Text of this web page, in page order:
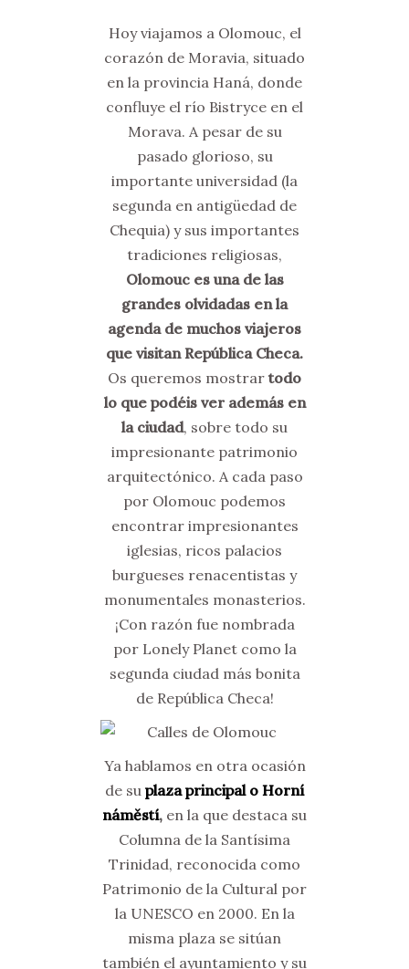
Hoy viajamos a Olomouc, el
corazón de Moravia, situado
en la provincia Haná, donde
confluye el río Bistryce en el
Morava. A pesar de su
pasado glorioso, su
importante universidad (la
segunda en antigüedad de
Chequia) y sus importantes
tradiciones religiosas,
Olomouc es una de las
grandes olvidadas en la
agenda de muchos viajeros
que visitan República Checa.
Os queremos mostrar todo
lo que podéis ver además en
la ciudad, sobre todo su
impresionante patrimonio
arquitectónico. A cada paso
por Olomouc podemos
encontrar impresionantes
iglesias, ricos palacios
burgueses renacentistas y
monumentales monasterios.
¡Con razón fue nombrada
por Lonely Planet como la
segunda ciudad más bonita
de República Checa!
Ya hablamos en otra ocasión
de su plaza principal o Horní
náměstí, en la que destaca su
Columna de la Santísima
Trinidad, reconocida como
Patrimonio de la Cultural por
la UNESCO en 2000. En la
misma plaza se sitúan
también el ayuntamiento y su